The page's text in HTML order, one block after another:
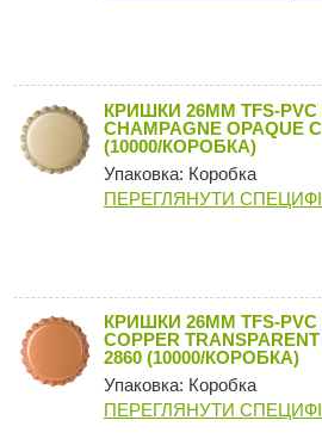
КРИШКИ 26MM TFS-PVC
CHAMPAGNE OPAQUE
(10000/КОРОБКА)
Упаковка: Коробка
ПЕРЕГЛЯНУТИ
КРИШКИ 26MM TFS-PVC
COPPER
2860 (10000/КОРОБКА)
Упаковка: Коробка
ПЕРЕГЛЯНУТИ